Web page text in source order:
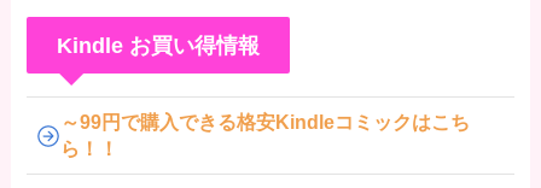
Kindle お買い得情報
～99円で購入できる格安Kindleコミックはこち
ら！！